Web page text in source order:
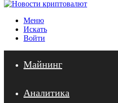
Меню
Искать
Войти
Майнинг
Аналитика